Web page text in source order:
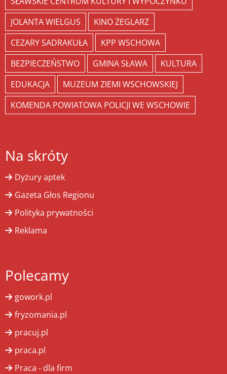
JOLANTA WIELGUS
KINO ŻEGLARZ
CEZARY SADRAKUŁA
KPP WSCHOWA
BEZPIECZEŃSTWO
GMINA SŁAWA
KULTURA
EDUKACJA
MUZEUM ZIEMI WSCHOWSKIEJ
KOMENDA POWIATOWA POLICJI WE WSCHOWIE
Na skróty
Dyżury aptek
Gazeta Głos Regionu
Polityka prywatności
Reklama
Polecamy
gowork.pl
fryzomania.pl
pracuj.pl
praca.pl
Praca - dla firm